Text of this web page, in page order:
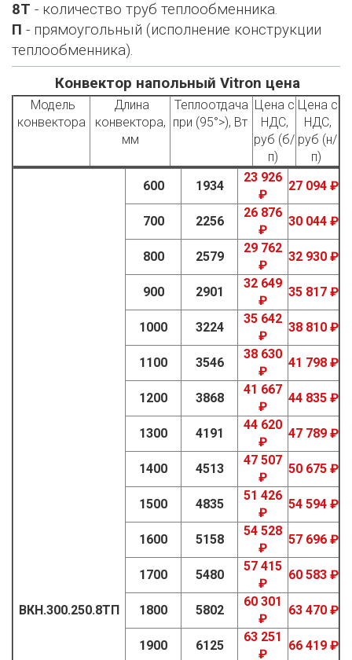
8Т - количество труб теплообменника.
П - прямоугольный (исполнение конструкции
теплообменника).
Конвектор напольный Vitron цена
Модель
конвектора
Длина
конвектора,
мм
Теплоотдача
при (95°>), Вт
Цена с
НДС,
руб (б/
п)
Цена с
НДС,
руб (н/
п)
ВКН.300.250.8ТП
600 1934
23 926
₽
27 094 ₽
700 2256
26 876
₽
30 044 ₽
800 2579
29 762
₽
32 930 ₽
900 2901
32 649
₽
35 817 ₽
1000 3224
35 642
₽
38 810 ₽
1100 3546
38 630
₽
41 798 ₽
1200 3868
41 667
₽
44 835 ₽
1300 4191
44 620
₽
47 789 ₽
1400 4513
47 507
₽
50 675 ₽
1500 4835
51 426
₽
54 594 ₽
1600 5158
54 528
₽
57 696 ₽
1700 5480
57 415
₽
60 583 ₽
1800 5802
60 301
₽
63 470 ₽
1900 6125
63 251
₽
66 419 ₽